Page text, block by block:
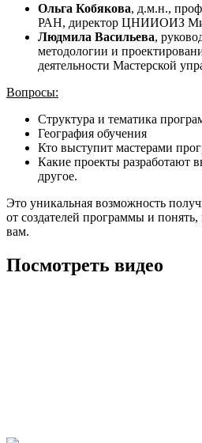
Ольга Кобякова, д.м.н.,
РАН, директор ЦНИИОИЗ
Людмила Васильева,
методологии и
деятельности Мастерской
Вопросы:
Структура и тематика
География обучения
Кто выступит мастерами
Какие проекты разработают
другое.
Это уникальная возможность
от создателей программы и
вам.
Посмотреть видео